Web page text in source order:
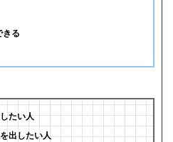
きる
たい人
出したい人